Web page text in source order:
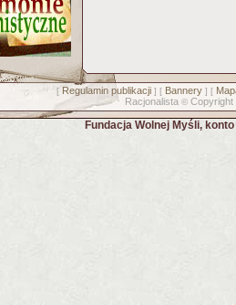
[ Regulamin publikacji] [ Bannery] [
Racjonalista © Copyright
Fundacja Wolnej Myśli,